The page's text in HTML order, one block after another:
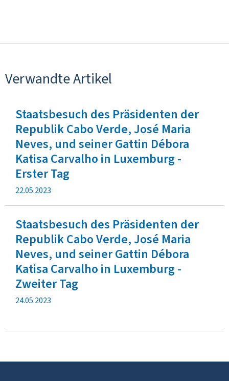
Verwandte Artikel
Staatsbesuch des Präsidenten der
Republik Cabo Verde, José Maria
Neves, und seiner Gattin Débora
Katisa Carvalho in Luxemburg -
Erster Tag
V
ö
f
f
e
n
t
i
g
22.05.2023
Staatsbesuch des Präsidenten der
Republik Cabo Verde, José Maria
Neves, und seiner Gattin Débora
Katisa Carvalho in Luxemburg -
Zweiter Tag
V
ö
24.05.2023